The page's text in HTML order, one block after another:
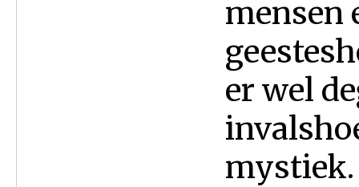
mensen
er wel
mystiek.